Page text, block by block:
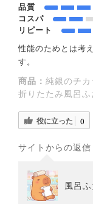
品質
コスパ
リピート
性能のためとは考
す。
商品： 純銀のチカ
折りたたみ風呂
役に立った 0
サイトからの返信
風呂